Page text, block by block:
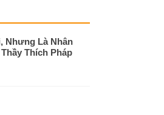
Nhưng Là Nhân
Thích Pháp